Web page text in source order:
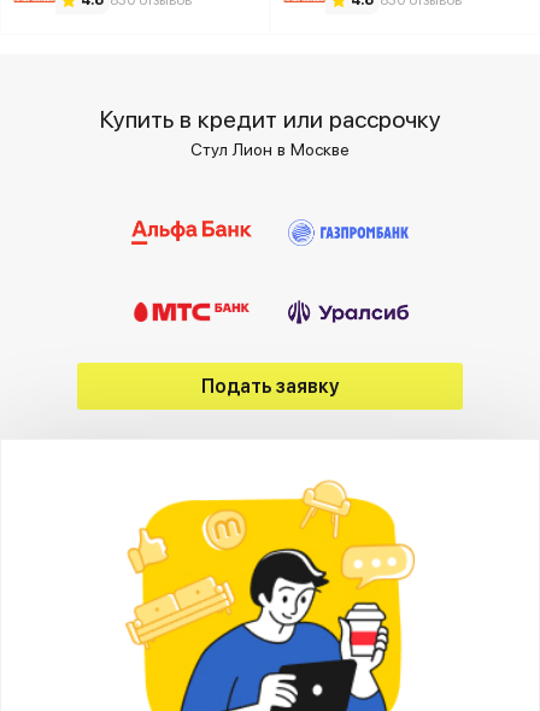
Купить в кредит или рассрочку
Стул Лион в Москве
Подать заявку